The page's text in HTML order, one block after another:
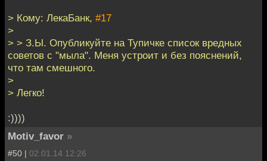
> Кому: ЛекаБанк, #17
>
> > З.Ы. Опубликуйте на Тупичке список вредных
советов с "мыла". Меня устроит и без пояснений,
что там смешного.
>
> Легко!
:))))
Motiv_favor »
#50 | 02.01.14 12:26